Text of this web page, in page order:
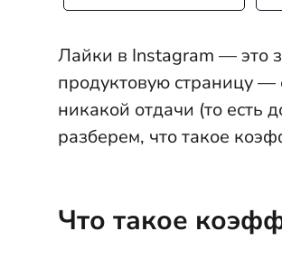
Лайки в Instagram — это
продуктовую страницу —
никакой отдачи (то есть
разберем, что такое
Что такое